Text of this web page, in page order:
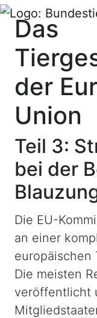
Das
der
Union
Teil 3:
bei der
Die EU-
an einer
europäischen
Die meisten
veröffentlicht